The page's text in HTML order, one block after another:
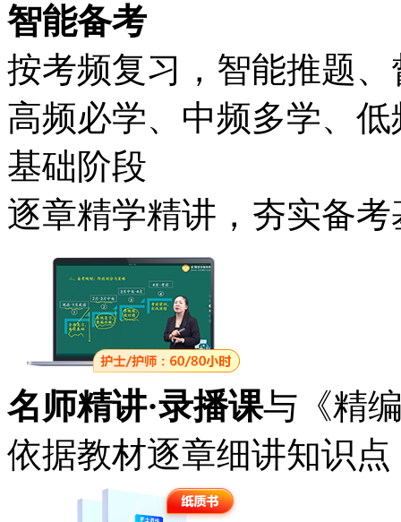
智能备考
按考频复习，智能推题、
高频必学、中频多学、
基础阶段
逐章精学精讲，夯实备考
名师精讲·录播课与《精
依据教材逐章细讲知识点